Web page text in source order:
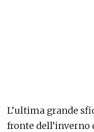
L’ultima grande
fronte dell’inverno